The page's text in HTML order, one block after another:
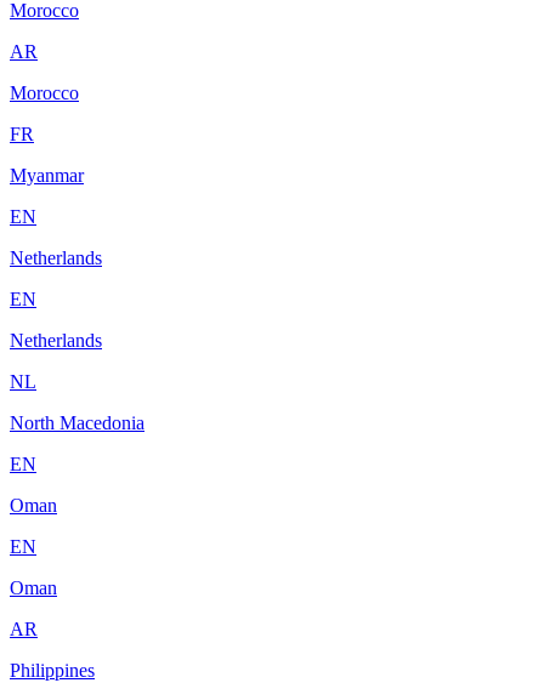
Morocco
AR
Morocco
FR
Myanmar
EN
Netherlands
EN
Netherlands
NL
North Macedonia
EN
Oman
EN
Oman
AR
Philippines